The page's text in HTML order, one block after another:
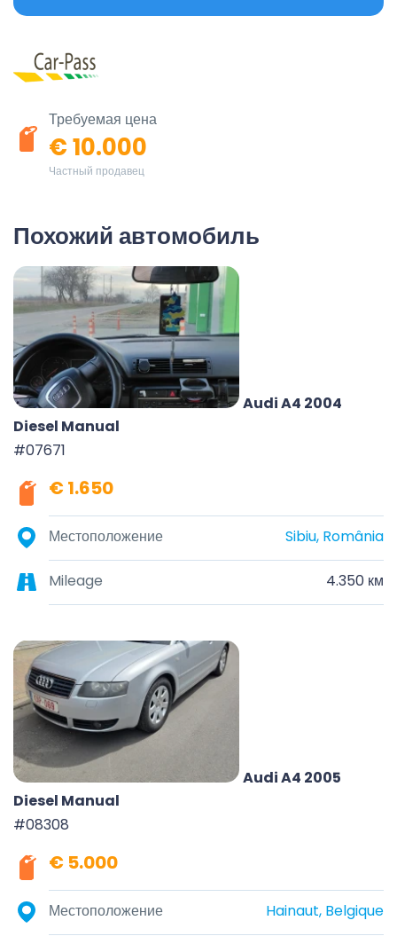
Требуемая цена
€ 10.000
Частный продавец
Похожий автомобиль
Audi A4 2004
Diesel Manual
#07671
€ 1.650
Местоположение Sibiu, România
Mileage 4.350 км
Audi A4 2005
Diesel Manual
#08308
€ 5.000
Местоположение Hainaut, Belgique